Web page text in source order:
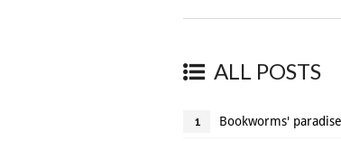
ALL POSTS
1 Bookworms'